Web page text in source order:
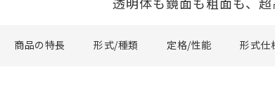
商品の特長 形式/種類 定格/性能 形式仕